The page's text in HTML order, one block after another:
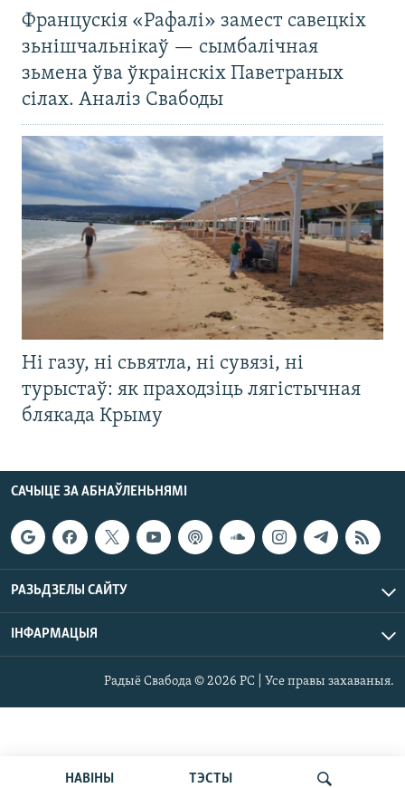
НАВІНЫ ТЭСТЫ
Францускія «Рафалі» замест савецкіх
зьнішчальнікаў — сымбалічная
зьмена ўва ўкраінскіх Паветраных
сілах. Аналіз Свабоды
Ні газу, ні сьвятла, ні сувязі, ні
турыстаў: як праходзіць лягістычная
блякада Крыму
САЧЫЦЕ ЗА АБНАЎЛЕНЬНЯМІ
РАЗЬДЗЕЛЫ САЙТУ
ІНФАРМАЦЫЯ
Радыё Свабода © 2026 РС | Усе правы захаваныя.